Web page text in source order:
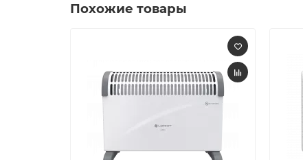
Похожие товары